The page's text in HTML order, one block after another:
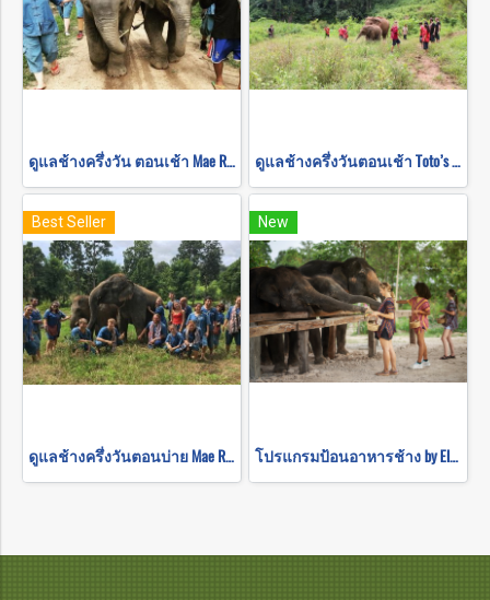
ดูแลช้างครึ่งวัน ตอนเช้า Mae Rim Elephant Sanctuary ดูแลช้างครึ่งวันตอนเช้า Toto’s Elephant Sanctuary
Best Seller
ดูแลช้างครึ่งวันตอนบ่าย Mae Rim Elephant Sanctuary
New
โปรแกรมป้อนอาหารช้าง by Elephant Jungle Sanctuary